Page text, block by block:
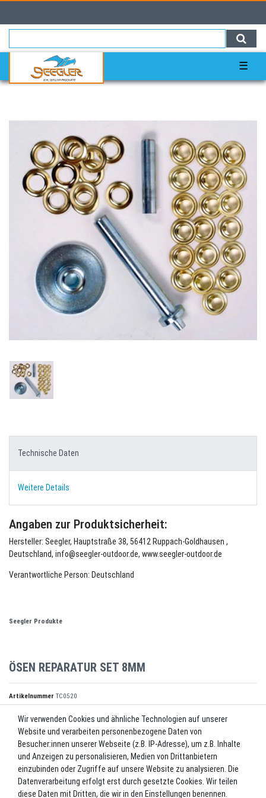
☰
Technische Daten
Weitere Details
Angaben zur Produktsicherheit:
Hersteller: Seegler, Hauptstraße 38, 56412 Ruppach-Goldhausen ,
Deutschland, info@seegler-outdoor.de, www.seegler-outdoor.de
Verantwortliche Person: Deutschland
Seegler Produkte
ÖSEN REPARATUR SET 8MM
Artikelnummer TC0520
8,00 EUR*
Lieferzeit ca. 2-3 Werktage.
Wir verwenden Cookies und ähnliche Technologien auf unserer
Website und verarbeiten personenbezogene Daten von
Besucher:innen unserer Webseite (z.B. IP-Adresse), um z.B. Inhalte
und Anzeigen zu personalisieren, Medien von Drittanbietern
einzubinden oder Zugriffe auf unsere Website zu analysieren. Die
Datenverarbeitung erfolgt erst durch gesetzte Cookies. Wir teilen
diese Daten mit Dritten, die wir in den Einstellungen benennen.